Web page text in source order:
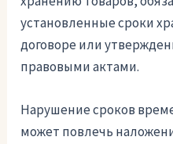
установленные сроки
договоре или
правовыми актами.
Нарушение сроков
может повлечь